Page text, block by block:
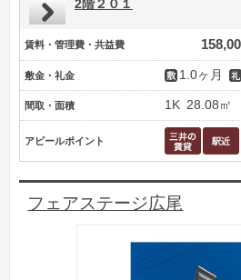
2階２０１
賃料・管理費・共益費
敷金・礼金 1.0ヶ月
間取・面積 1K 28.08㎡
アピールポイント
フェアステージ広尾